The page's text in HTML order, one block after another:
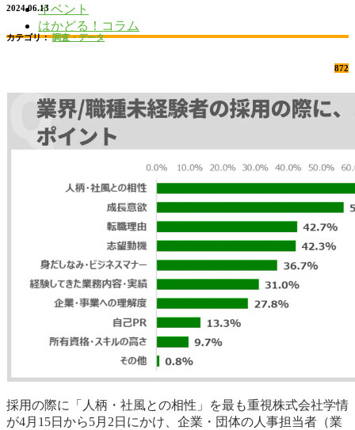
イベント
はかどる！コラム
2024.06.13
カテゴリ： 調査・データ
872
採用の際に「人柄・社風との相性」を最も重視株式会社学情
が4月15日から5月2日にかけ、企業・団体の人事担当者（業